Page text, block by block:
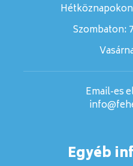
Szombaton:
Email-es
Egyéb